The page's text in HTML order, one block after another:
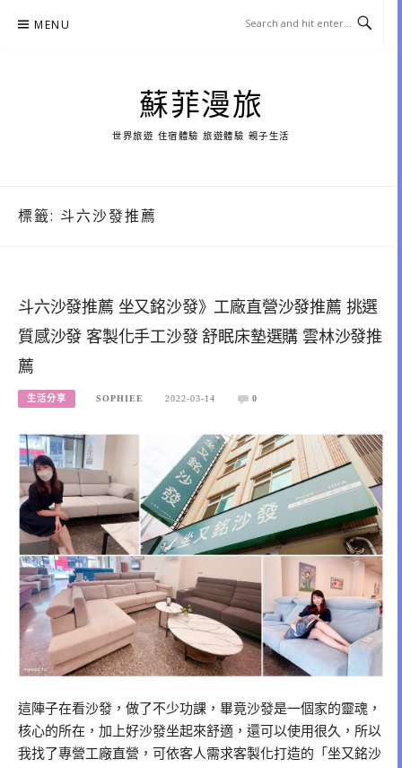
MENU
蘇菲漫旅
世界旅遊 住宿體驗 旅遊體驗 親子生活
標籤: 斗六沙發推薦
斗六沙發推薦 坐又銘沙發》工廠直營沙發推薦 挑選
質感沙發 客製化手工沙發 舒眠床墊選購 雲林沙發推
薦
生活分享 SOPHIEE 2022-03-14 0
這陣子在看沙發，做了不少功課，畢竟沙發是一個家的靈魂，
核心的所在，加上好沙發坐起來舒適，還可以使用很久，所以
我找了專營工廠直營，可依客人需求客製化打造的「坐又銘沙